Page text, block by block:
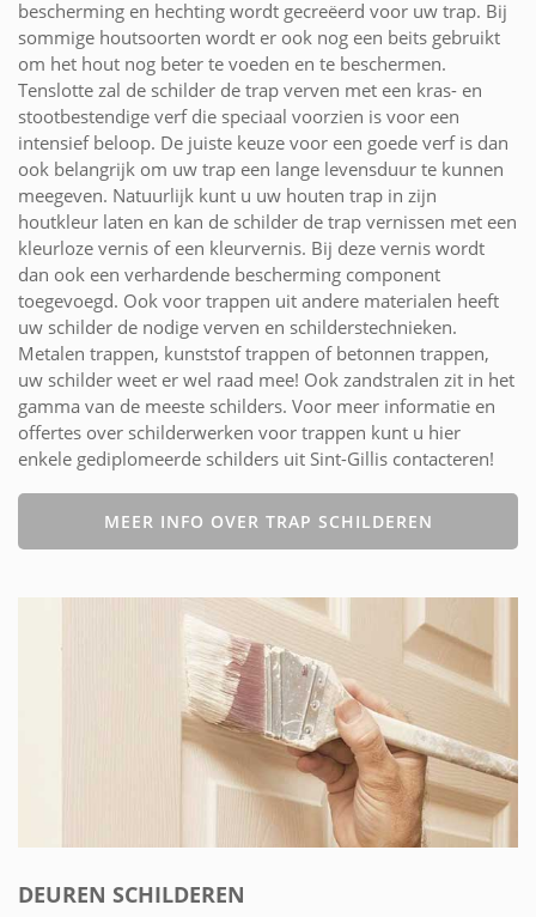
bescherming en hechting wordt gecreëerd voor uw trap. Bij
sommige houtsoorten wordt er ook nog een beits gebruikt
om het hout nog beter te voeden en te beschermen.
Tenslotte zal de schilder de trap verven met een kras- en
stootbestendige verf die speciaal voorzien is voor een
intensief beloop. De juiste keuze voor een goede verf is dan
ook belangrijk om uw trap een lange levensduur te kunnen
meegeven. Natuurlijk kunt u uw houten trap in zijn
houtkleur laten en kan de schilder de trap vernissen met een
kleurloze vernis of een kleurvernis. Bij deze vernis wordt
dan ook een verhardende bescherming component
toegevoegd. Ook voor trappen uit andere materialen heeft
uw schilder de nodige verven en schilderstechnieken.
Metalen trappen, kunststof trappen of betonnen trappen,
uw schilder weet er wel raad mee! Ook zandstralen zit in het
gamma van de meeste schilders. Voor meer informatie en
offertes over schilderwerken voor trappen kunt u hier
enkele gediplomeerde schilders uit Sint-Gillis contacteren!
MEER INFO OVER TRAP SCHILDEREN
DEUREN SCHILDEREN